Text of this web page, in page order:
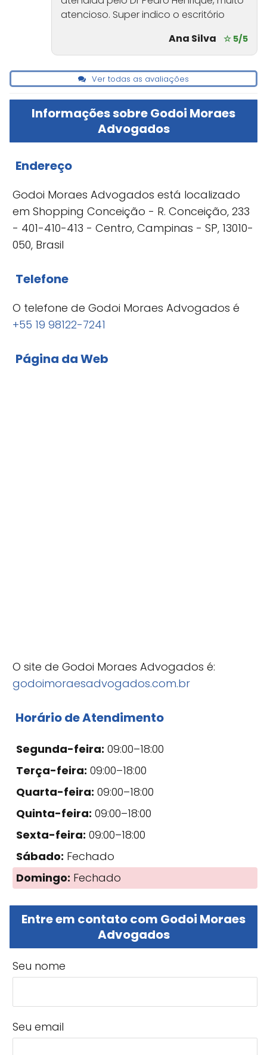
atencioso. Super indico o escritório
Ana Silva
☆ 5/5
Ver todas as avaliações
Informações sobre Godoi Moraes
Advogados
Endereço
Godoi Moraes Advogados está localizado
em Shopping Conceição - R. Conceição, 233
- 401-410-413 - Centro, Campinas - SP, 13010-
050, Brasil
Telefone
O telefone de Godoi Moraes Advogados é
+55 19 98122-7241
Página da Web
O site de Godoi Moraes Advogados é:
godoimoraesadvogados.com.br
Horário de Atendimento
Segunda-feira: 09:00–18:00
Terça-feira: 09:00–18:00
Quarta-feira: 09:00–18:00
Quinta-feira: 09:00–18:00
Sexta-feira: 09:00–18:00
Sábado: Fechado
Domingo: Fechado
Entre em contato com Godoi Moraes
Advogados
Seu nome
Seu email